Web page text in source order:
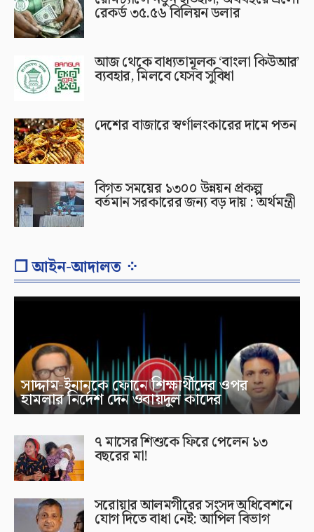
রেকর্ড ৩৫.৫৬ বিলিয়ন ডলার
আজ থেকে বাধ্যতামূলক ‘বাংলা কিউআর’
ব্যবহার, মিলবে যেসব সুবিধা
দেশের বাজারে স্বর্ণালংকারের দামে পতন
বিগত সময়ের ১৩০০ উন্নয়ন প্রকল্প
বর্তমান সরকারের জন্য বড় দায় : অর্থমন্ত্রী
❐ আইন-আদালত ⁘
সাদ্দাম-ইনানকে ফোনে শিক্ষার্থীদের ওপর
হামলার নির্দেশ দেন ওবায়দুল কাদের
৭ মাসের শিশুকে ফিরে পেলেন ১৩
বছরের মা!
সরোয়ার আলমগীরের সংসদ অধিবেশনে
যোগ দিতে বাধা নেই: আপিল বিভাগ